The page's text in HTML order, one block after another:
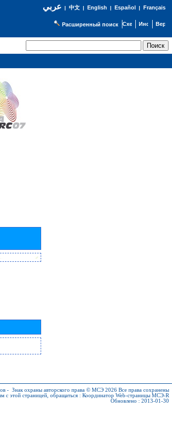
عربي| 中文| English | Español | Français
Расширенный поиск
- Знак охраны авторского права © МСЭ 2026 Все права сохранены
с этой страницей, обращаться : Координатор Web-страницы МСЭ-R
Обновлено : 2013-01-30